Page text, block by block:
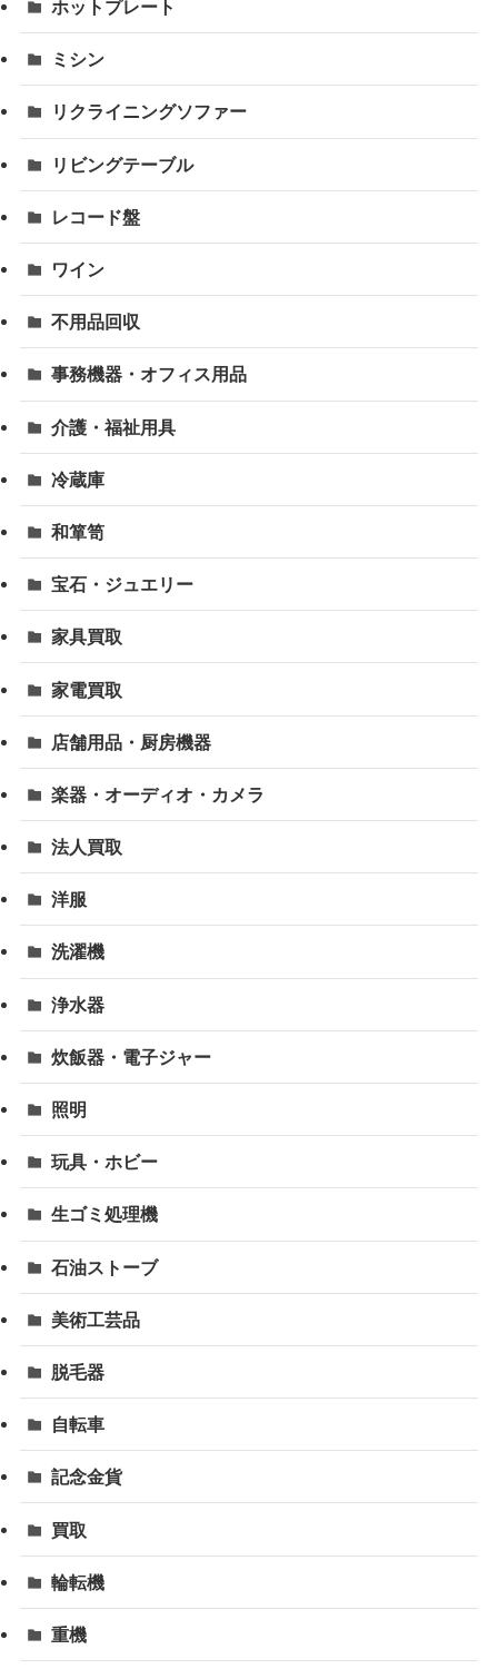
ホットプレート
ミシン
リクライニングソファー
リビングテーブル
レコード盤
ワイン
不用品回収
事務機器・オフィス用品
介護・福祉用具
冷蔵庫
和箪笥
宝石・ジュエリー
家具買取
家電買取
店舗用品・厨房機器
楽器・オーディオ・カメラ
法人買取
洋服
洗濯機
浄水器
炊飯器・電子ジャー
照明
玩具・ホビー
生ゴミ処理機
石油ストーブ
美術工芸品
脱毛器
自転車
記念金貨
買取
輪転機
重機